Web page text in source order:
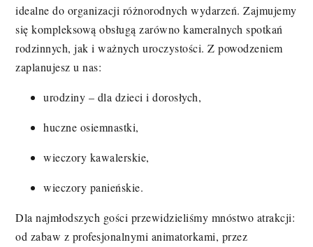
idealne do organizacji różnorodnych wydarzeń. Zajmujemy
się kompleksową obsługą zarówno kameralnych spotkań
rodzinnych, jak i ważnych uroczystości. Z powodzeniem
zaplanujesz u nas:
urodziny – dla dzieci i dorosłych,
huczne osiemnastki,
wieczory kawalerskie,
wieczory panieńskie.
Dla najmłodszych gości przewidzieliśmy mnóstwo atrakcji:
od zabaw z profesjonalnymi animatorkami, przez